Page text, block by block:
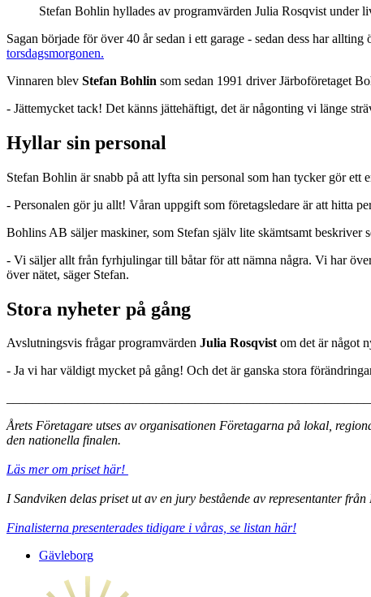
Stefan Bohlin hyllades av programvärden Julia Rosqvist under
Sagan började för över 40 år sedan i ett garage - sedan dess har
torsdagsmorgonen.
Vinnaren blev Stefan Bohlin som sedan 1991 driver Järboföretaget
- Jättemycket tack! Det känns jättehäftigt, det är någonting vi länge
Hyllar sin personal
Stefan Bohlin är snabb på att lyfta sin personal som han tycker gör ett
- Personalen gör ju allt! Våran uppgift som företagsledare är att hitta
Bohlins AB säljer maskiner, som Stefan själv lite skämtsamt beskriver
- Vi säljer allt från fyrhjulingar till båtar för att nämna några. Vi har
över nätet, säger Stefan.
Stora nyheter på gång
Avslutningsvis frågar programvärden Julia Rosqvistom det är något
- Ja vi har väldigt mycket på gång! Och det är ganska stora
Årets Företagare utses av organisationen Företagarna på lokal,
den nationella finalen.
Läs mer om priset här!
I Sandviken delas priset ut av en jury bestående av representanter
Finalisterna presenterades tidigare i våras, se listan här!
Gävleborg